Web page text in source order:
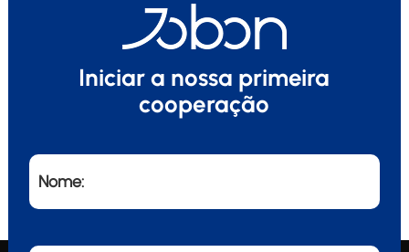
Iniciar a nossa primeira
cooperação
Nome: